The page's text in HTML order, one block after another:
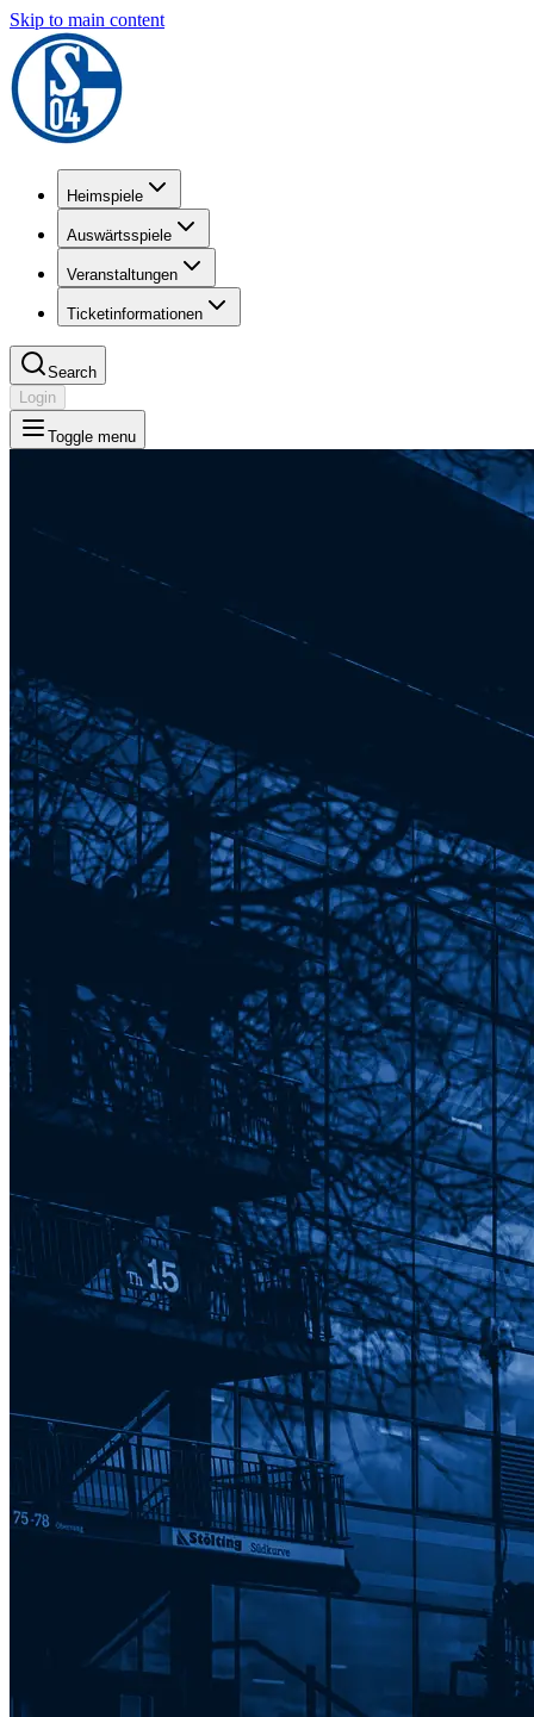
Skip to main content
Heimspiele
Auswärtsspiele
Veranstaltungen
Ticketinformationen
Search
Login
Toggle menu